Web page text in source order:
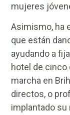
mujeres
Asimismo, ha
que están
ayudando a
hotel de cinco
marcha en
directos, o
implantado su